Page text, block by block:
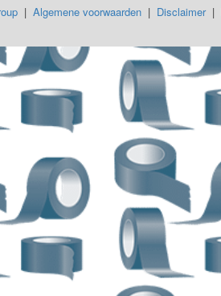
| Algemene voorwaarden| Disclaimer|